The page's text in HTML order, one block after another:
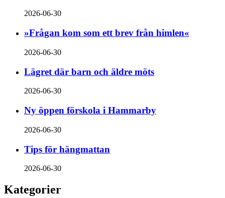
2026-06-30
»Frågan kom som ett brev från himlen«
2026-06-30
Lägret där barn och äldre möts
2026-06-30
Ny öppen förskola i Hammarby
2026-06-30
Tips för hängmattan
2026-06-30
Kategorier